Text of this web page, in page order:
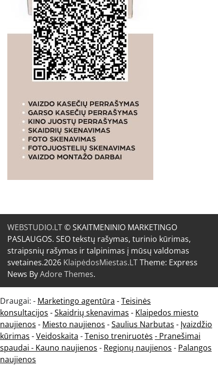
WEBSTUDIO.LT© SKAITMENINIO MARKETINGO
PASLAUGOS. SEO tekstų rašymas, turinio kūrimas,
straipsnių rašymas ir talpinimas į mūsų valdomas
svetaines.2026 KlaipėdosMiestas.LTTheme: Express
News ByAdore Themes.
Draugai: - Marketingo agentūra -Teisinės
konsultacijos -Skaidrių skenavimas - Klaipedos miesto
naujienos - Miesto naujienos -Saulius Narbutas - Įvaizdžio
kūrimas -Veidoskaita -Teniso treniruotės - Pranešimai
spaudai - Kauno naujienos - Regionų naujienos - Palangos
naujienos